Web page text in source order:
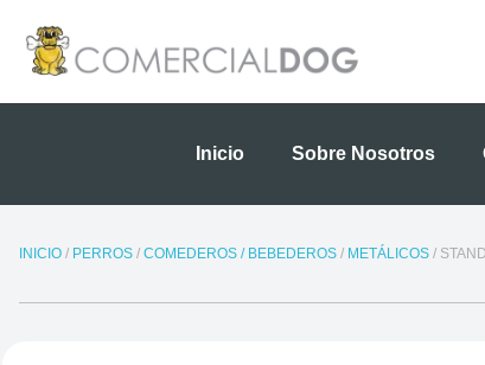
contenido
Inicio Sobre Nosotros
INICIO / PERROS / COMEDEROS / BEBEDEROS / METÁLICOS /